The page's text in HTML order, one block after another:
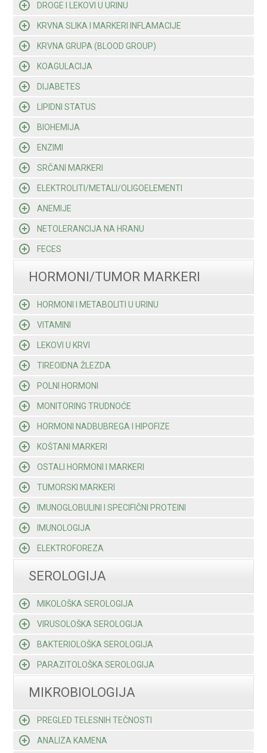
DROGE I LEKOVI U URINU
KRVNA SLIKA I MARKERI INFLAMACIJE
KRVNA GRUPA (BLOOD GROUP)
KOAGULACIJA
DIJABETES
LIPIDNI STATUS
BIOHEMIJA
ENZIMI
SRČANI MARKERI
ELEKTROLITI/METALI/OLIGOELEMENTI
ANEMIJE
NETOLERANCIJA NA HRANU
FECES
HORMONI/TUMOR MARKERI
HORMONI I METABOLITI U URINU
VITAMINI
LEKOVI U KRVI
TIREOIDNA ŽLEZDA
POLNI HORMONI
MONITORING TRUDNOĆE
HORMONI NADBUBREGA I HIPOFIZE
KOŠTANI MARKERI
OSTALI HORMONI I MARKERI
TUMORSKI MARKERI
IMUNOGLOBULINI I SPECIFIČNI PROTEINI
IMUNOLOGIJA
ELEKTROFOREZA
SEROLOGIJA
MIKOLOŠKA SEROLOGIJA
VIRUSOLOŠKA SEROLOGIJA
BAKTERIOLOŠKA SEROLOGIJA
PARAZITOLOŠKA SEROLOGIJA
MIKROBIOLOGIJA
PREGLED TELESNIH TEČNOSTI
ANALIZA KAMENA